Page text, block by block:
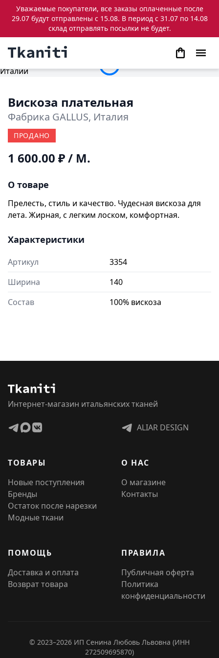
Уважаемые покупатели, все заказы оплаченные после
29.07 будут отправлены с 15.08. В период с 31.07 по 14.08
склад отправлять посылки не будет.
Вискоза плательная
Фабрика GALLUS, Италия
ПРОДАНО
1 600.00 ₽/ М.
О товаре
Прелесть, стиль и качество. Чудесная вискоза для
лета. Жирная, с легким лоском, комфортная.
Характеристики
Артикул
3354
Ширина
140
Состав
100% вискоза
Интернет-магазин итальянских тканей
ALIAR DESIGN
ТОВАРЫ
Новые поступления
Бренды
Остаток после нарезки
Модные ткани
О НАС
О магазине
Контакты
ПОМОЩЬ
Доставка и оплата
Возврат товара
ПРАВИЛА
Публичная оферта
Политика
конфиденциальности
© 2023–2026 ИП Сенина Любовь Львовна (ИНН
272509695870)